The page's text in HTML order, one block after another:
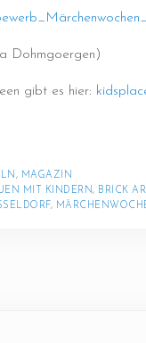
Dohmgoergen)
gibt es hier:
, MAGAZIN
MIT KINDERN, BRICK
,